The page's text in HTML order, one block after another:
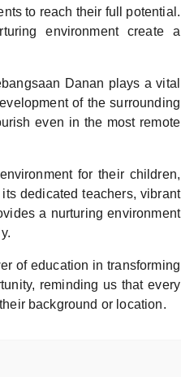
to reach their full potential.
environment create a
Danan plays a vital
of the surrounding
even in the most remote
for their children,
dedicated teachers, vibrant
a nurturing environment
of education in transforming
reminding us that every
background or location.